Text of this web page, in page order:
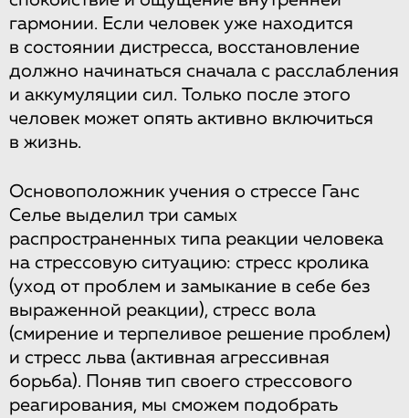
гармонии. Если человек уже находится
в состоянии дистресса, восстановление
должно начинаться сначала с расслабления
и аккумуляции сил. Только после этого
человек может опять активно включиться
в жизнь.
Основоположник учения о стрессе Ганс
Селье выделил три самых
распространенных типа реакции человека
на стрессовую ситуацию: стресс кролика
(уход от проблем и замыкание в себе без
выраженной реакции), стресс вола
(смирение и терпеливое решение проблем)
и стресс льва (активная агрессивная
борьба). Поняв тип своего стрессового
реагирования, мы сможем подобрать